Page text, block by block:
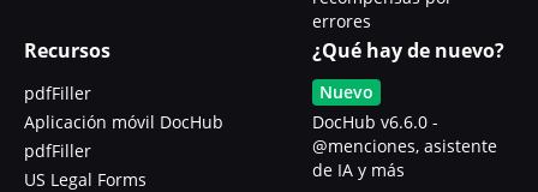
errores
Recursos
pdfFiller
Aplicación móvil DocHub
pdfFiller
US Legal Forms
¿Qué hay de nuevo?
Nuevo
DocHub v6.6.0 -
@menciones, asistente
de IA y más